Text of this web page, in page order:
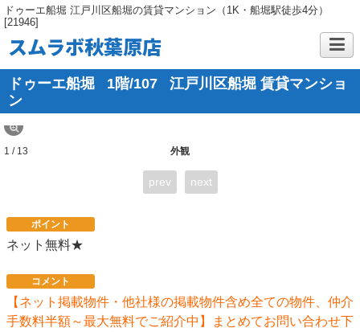
ドゥーエ船堀 江戸川区船堀の賃貸マンション（1K・船堀駅徒歩4分）
[21946]
スムラボ秋葉原店
ドゥーエ船堀 1階/107
江戸川区船堀 賃貸マンショ
ン
外観
1 / 13
prev next
ポイント
ネット無料★
コメント
【ネット掲載物件・他社様の掲載物件含め全ての物件、仲介
手数料半額～最大無料でご紹介中】まとめてお問い合わせ下